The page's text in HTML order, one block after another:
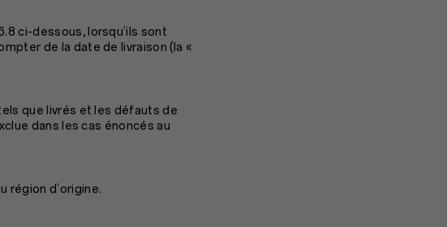
ci-dessous, lorsqu’ils sont
de la date de livraison (la «
que livrés et les défauts de
dans les cas énoncés au
région d’origine.